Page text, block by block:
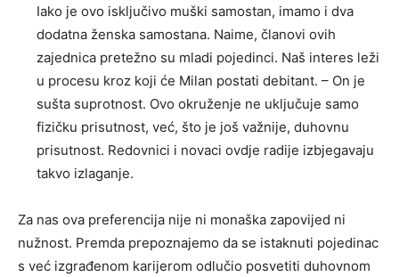
Iako je ovo isključivo muški samostan, imamo i dva
dodatna ženska samostana. Naime, članovi ovih
zajednica pretežno su mladi pojedinci. Naš interes leži
u procesu kroz koji će Milan postati debitant. – On je
sušta suprotnost. Ovo okruženje ne uključuje samo
fizičku prisutnost, već, što je još važnije, duhovnu
prisutnost. Redovnici i novaci ovdje radije izbjegavaju
takvo izlaganje.
Za nas ova preferencija nije ni monaška zapovijed ni
nužnost. Premda prepoznajemo da se istaknuti pojedinac
s već izgrađenom karijerom odlučio posvetiti duhovnom